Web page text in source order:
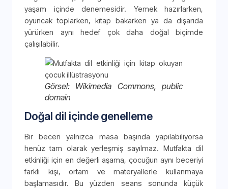
yaşam içinde denemesidir. Yemek hazırlarken,
oyuncak toplarken, kitap bakarken ya da dışarıda
yürürken aynı hedef çok daha doğal biçimde
çalışılabilir.
Görsel: Wikimedia Commons, public
domain
Doğal dil içinde genelleme
Bir beceri yalnızca masa başında yapılabiliyorsa
henüz tam olarak yerleşmiş sayılmaz. Mutfakta dil
etkinliği için en değerli aşama, çocuğun aynı beceriyi
farklı kişi, ortam ve materyallerle kullanmaya
başlamasıdır. Bu yüzden seans sonunda küçük